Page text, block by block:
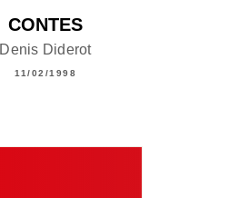
CONTES
Denis Diderot
11/02/1998